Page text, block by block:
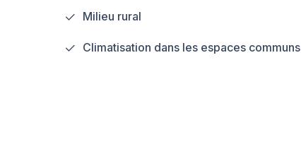
Milieu rural
Climatisation dans les espaces communs